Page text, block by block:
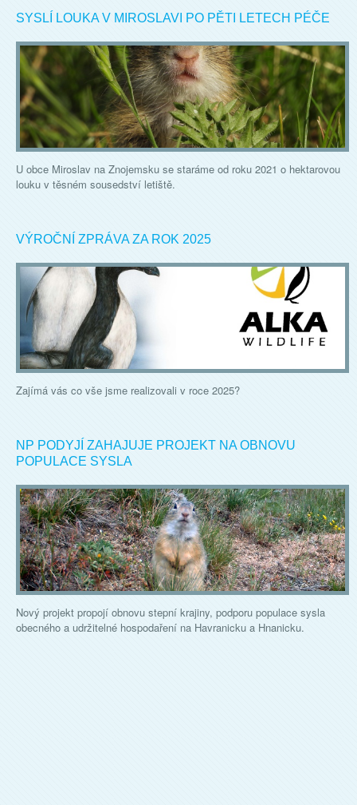
SYSLÍ LOUKA V MIROSLAVI PO PĚTI LETECH PÉČE
U obce Miroslav na Znojemsku se staráme od roku 2021 o hektarovou
louku v těsném sousedství letiště.
VÝROČNÍ ZPRÁVA ZA ROK 2025
Zajímá vás co vše jsme realizovali v roce 2025?
NP PODYJÍ ZAHAJUJE PROJEKT NA OBNOVU
POPULACE SYSLA
Nový projekt propojí obnovu stepní krajiny, podporu populace sysla
obecného a udržitelné hospodaření na Havranicku a Hnanicku.